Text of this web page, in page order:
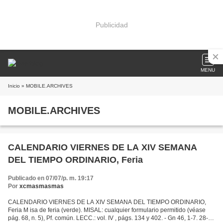
Publicidad
MENU
Inicio » MOBILE.ARCHIVES
MOBILE.ARCHIVES
CALENDARIO VIERNES DE LA XIV SEMANA
DEL TIEMPO ORDINARIO, Feria
Publicado en 07/07/p. m. 19:17
Por xcmasmasmas
CALENDARIO VIERNES DE LA XIV SEMANA DEL TIEMPO ORDINARIO,
Feria M isa de feria (verde). MISAL: cualquier formulario permitido (véase
pág. 68, n. 5), Pf. común. LECC.: vol. IV , págs. 134 y 402. - Gn 46, 1-7. 28-